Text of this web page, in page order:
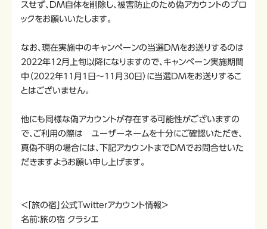
スせず、DM自体を削除し、被害防止のため偽アカウントのブロ
ックをお願いいたします。
なお、現在実施中のキャンペーンの当選DMをお送りするのは
2022年12月上旬以降になりますので、キャンペーン実施期間
中（2022年11月1日～11月30日）に当選DMをお送りするこ
とはございません。
他にも同様な偽アカウントが存在する可能性がございますの
で、ご利用の際は ユーザーネームを十分にご確認いただき、
真偽不明の場合には、下記アカウントまでＤＭでお問合せいた
だきますようお願い申し上げます。
＜「旅の宿」公式Twitterアカウント情報＞
名前：旅の宿 クラシエ